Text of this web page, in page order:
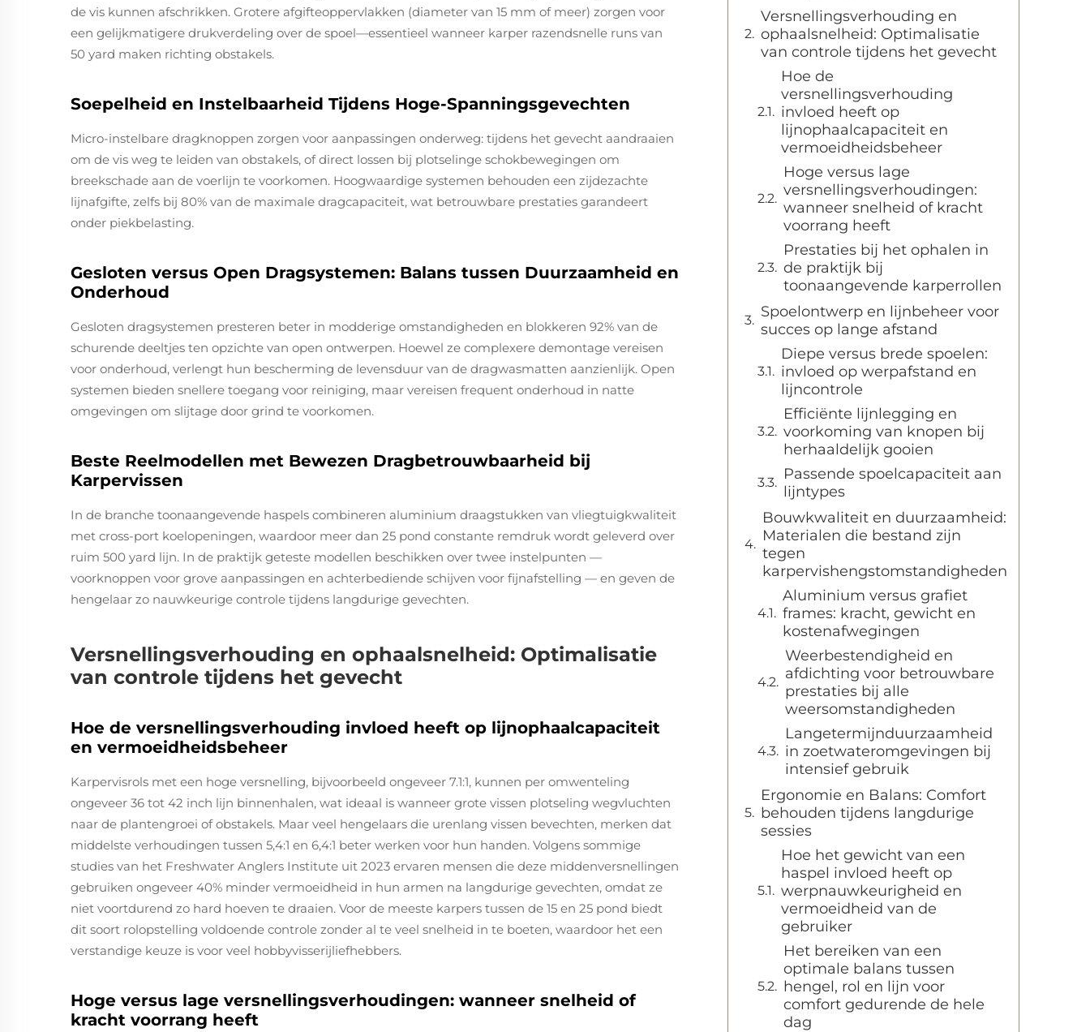
de vis kunnen afschrikken. Grotere afgifteoppervlakken (diameter van 15 mm of meer) zorgen voor
een gelijkmatigere drukverdeling over de spoel—essentieel wanneer karper razendsnelle runs van
50 yard maken richting obstakels.
Soepelheid en Instelbaarheid Tijdens Hoge-Spanningsgevechten
Micro-instelbare dragknoppen zorgen voor aanpassingen onderweg: tijdens het gevecht aandraaien
om de vis weg te leiden van obstakels, of direct lossen bij plotselinge schokbewegingen om
breekschade aan de voerlijn te voorkomen. Hoogwaardige systemen behouden een zijdezachte
lijnafgifte, zelfs bij 80% van de maximale dragcapaciteit, wat betrouwbare prestaties garandeert
onder piekbelasting.
Gesloten versus Open Dragsystemen: Balans tussen Duurzaamheid en
Onderhoud
Gesloten dragsystemen presteren beter in modderige omstandigheden en blokkeren 92% van de
schurende deeltjes ten opzichte van open ontwerpen. Hoewel ze complexere demontage vereisen
voor onderhoud, verlengt hun bescherming de levensduur van de dragwasmatten aanzienlijk. Open
systemen bieden snellere toegang voor reiniging, maar vereisen frequent onderhoud in natte
omgevingen om slijtage door grind te voorkomen.
Beste Reelmodellen met Bewezen Dragbetrouwbaarheid bij
Karpervissen
In de branche toonaangevende haspels combineren aluminium draagstukken van vliegtuigkwaliteit
met cross-port koelopeningen, waardoor meer dan 25 pond constante remdruk wordt geleverd over
ruim 500 yard lijn. In de praktijk geteste modellen beschikken over twee instelpunten —
voorknoppen voor grove aanpassingen en achterbediende schijven voor fijnafstelling — en geven de
hengelaar zo nauwkeurige controle tijdens langdurige gevechten.
Versnellingsverhouding en ophaalsnelheid: Optimalisatie
van controle tijdens het gevecht
Hoe de versnellingsverhouding invloed heeft op lijnophaalcapaciteit
en vermoeidheidsbeheer
Karpervisrols met een hoge versnelling, bijvoorbeeld ongeveer 7.1:1, kunnen per omwenteling
ongeveer 36 tot 42 inch lijn binnenhalen, wat ideaal is wanneer grote vissen plotseling wegvluchten
naar de plantengroei of obstakels. Maar veel hengelaars die urenlang vissen bevechten, merken dat
middelste verhoudingen tussen 5,4:1 en 6,4:1 beter werken voor hun handen. Volgens sommige
studies van het Freshwater Anglers Institute uit 2023 ervaren mensen die deze middenversnellingen
gebruiken ongeveer 40% minder vermoeidheid in hun armen na langdurige gevechten, omdat ze
niet voortdurend zo hard hoeven te draaien. Voor de meeste karpers tussen de 15 en 25 pond biedt
dit soort rolopstelling voldoende controle zonder al te veel snelheid in te boeten, waardoor het een
verstandige keuze is voor veel hobbyvisserijliefhebbers.
Hoge versus lage versnellingsverhoudingen: wanneer snelheid of
kracht voorrang heeft
Versnellingsverhouding en
ophaalsnelheid: Optimalisatie
van controle tijdens het gevecht
Hoe de
versnellingsverhouding
invloed heeft op
lijnophaalcapaciteit en
vermoeidheidsbeheer
Hoge versus lage
versnellingsverhoudingen:
wanneer snelheid of kracht
voorrang heeft
Prestaties bij het ophalen in
de praktijk bij
toonaangevende karperrollen
Spoelontwerp en lijnbeheer voor
succes op lange afstand
Diepe versus brede spoelen:
invloed op werpafstand en
lijncontrole
Efficiënte lijnlegging en
voorkoming van knopen bij
herhaaldelijk gooien
Passende spoelcapaciteit aan
lijntypes
Bouwkwaliteit en duurzaamheid:
Materialen die bestand zijn
tegen
karpervishengstomstandigheden
Aluminium versus grafiet
frames: kracht, gewicht en
kostenafwegingen
Weerbestendigheid en
afdichting voor betrouwbare
prestaties bij alle
weersomstandigheden
Langetermijnduurzaamheid
in zoetwateromgevingen bij
intensief gebruik
Ergonomie en Balans: Comfort
behouden tijdens langdurige
sessies
Hoe het gewicht van een
haspel invloed heeft op
werpnauwkeurigheid en
vermoeidheid van de
gebruiker
Het bereiken van een
optimale balans tussen
hengel, rol en lijn voor
comfort gedurende de hele
dag